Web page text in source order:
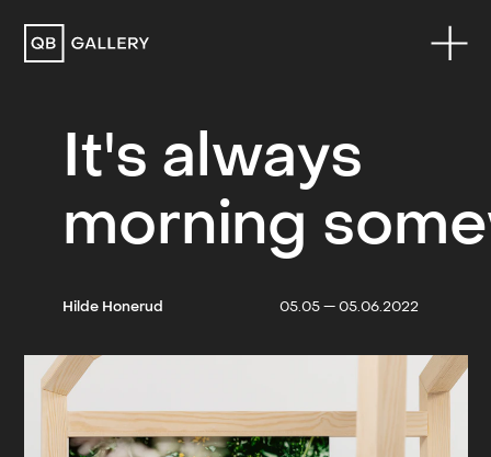
QB Gallery
It's always
morning
Hilde Honerud 05.05 — 05.06.2022